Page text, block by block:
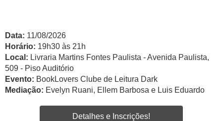
Data: 11/08/2026
Horário: 19h30 às 21h
Local: Livraria Martins Fontes Paulista - Avenida Paulista,
509 - Piso Auditório
Evento: BookLovers Clube de Leitura Dark
Mediação: Evelyn Ruani, Ellem Barbosa e Luis Eduardo
Detalhes e Inscrições!